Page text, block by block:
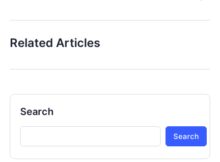
Related Articles
Search
Search